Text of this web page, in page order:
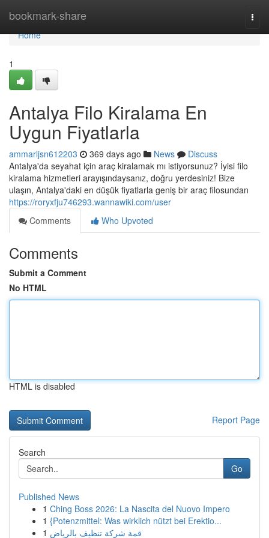
bookmark-share
Home
Home
1
Antalya Filo Kiralama En
Uygun Fiyatlarla
ammarljsn612203 369 days ago News
Discuss
Antalya'da seyahat için araç kiralamak mı istiyorsunuz? İyisi filo
kiralama hizmetleri arayışındaysanız, doğru yerdesiniz! Bize
ulaşın, Antalya'daki en düşük fiyatlarla geniş bir araç filosundan
https://roryxfju746293.wannawiki.com/user
Comments
Who Upvoted
Comments
Submit a Comment
No HTML
HTML is disabled
Report Page
Search
Go
Published News
1 Ching Boss 2026: La Nascita del Nuovo Impero
1 {Potenzmittel: Was wirklich nützt bei Erektio...
1 قمة شركة تنظيف بالرياض